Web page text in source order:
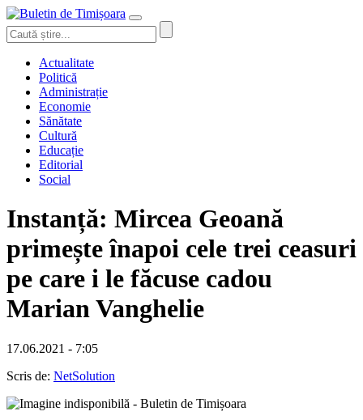
Actualitate
Politică
Administrație
Economie
Sănătate
Cultură
Educație
Editorial
Social
Instanță: Mircea Geoană
primește înapoi cele trei ceasuri
pe care i le făcuse cadou
Marian Vanghelie
17.06.2021 - 7:05
Scris de: NetSolution